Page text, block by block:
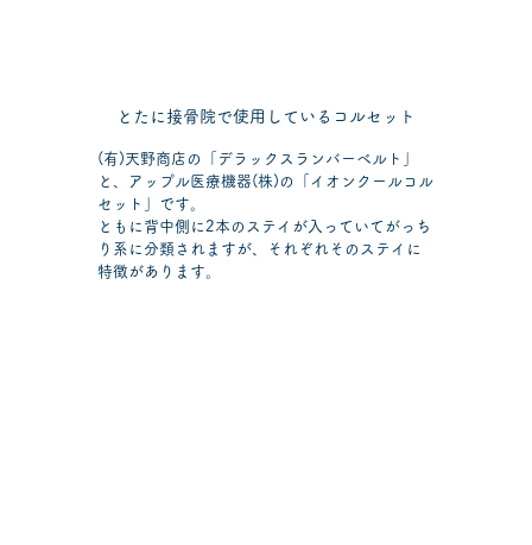
とたに接骨院で使用しているコルセット
(有)天野商店の「デラックスランバーベルト」
と、アップル医療機器(株)の「イオンクールコル
セット」です。
ともに背中側に2本のステイが入っていてがっち
り系に分類されますが、それぞれそのステイに
特徴があります。